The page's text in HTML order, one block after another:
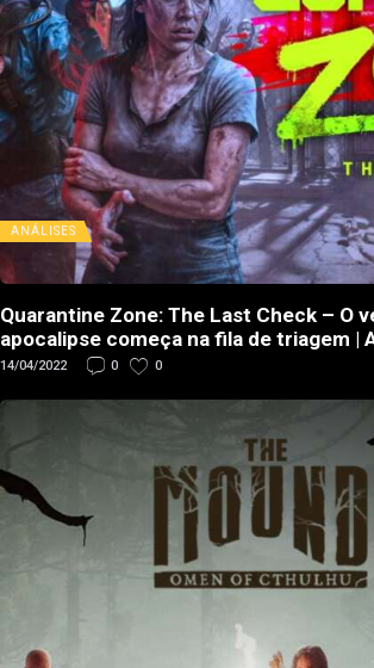
ANÁLISES
Quarantine Zone: The Last Check – O
apocalipse começa na fila de triagem |
14/04/2022 0 0